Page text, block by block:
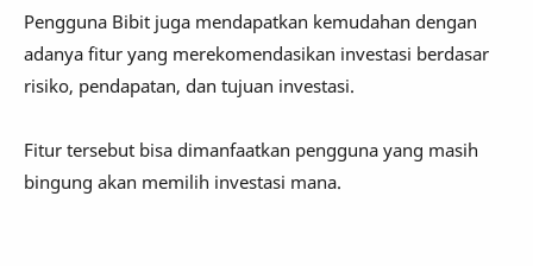
Pengguna Bibit juga mendapatkan kemudahan dengan
adanya fitur yang merekomendasikan investasi berdasar
risiko, pendapatan, dan tujuan investasi.
Fitur tersebut bisa dimanfaatkan pengguna yang masih
bingung akan memilih investasi mana.